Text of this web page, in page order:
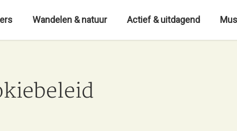
Wandelen & natuur Actief & uitdagend